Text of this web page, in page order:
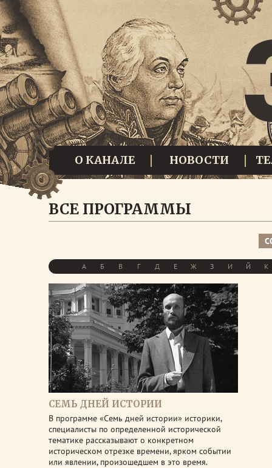
О КАНАЛЕ НОВОСТИ
ВСЕ ПРОГРАММЫ
А Б В Г Д Е Ж З И Й К
СЕМЬ ДНЕЙ ИСТОРИИ
В программе «Семь дней истории» историки,
специалисты по определенной исторической
тематике рассказывают о конкретном
историческом отрезке времени, ярком событии
или явлении, произошедшем в это время.